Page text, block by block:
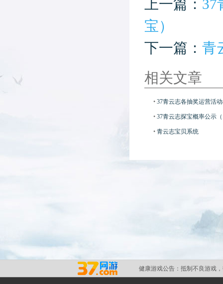
上一篇： 37
宝）
下一篇： 青
相关文章
• 37青云志各抽奖运营活
• 37青云志探宝概率公示
• 青云志宝贝系统
健康游戏公告： 抵制不良游戏